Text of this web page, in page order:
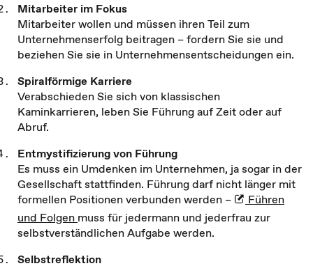
Mitarbeiter im Fokus
Mitarbeiter wollen und müssen ihren Teil zum
Unternehmenserfolg beitragen – fordern Sie sie und
beziehen Sie sie in Unternehmensentscheidungen ein.
Spiralförmige Karriere
Verabschieden Sie sich von klassischen
Kaminkarrieren, leben Sie Führung auf Zeit oder auf
Abruf.
Entmystifizierung von Führung
Es muss ein Umdenken im Unternehmen, ja sogar in der
Gesellschaft stattfinden. Führung darf nicht länger mit
formellen Positionen verbunden werden –
Führen
und Folgen muss für jedermann und jederfrau zur
selbstverständlichen Aufgabe werden.
Selbstreflektion